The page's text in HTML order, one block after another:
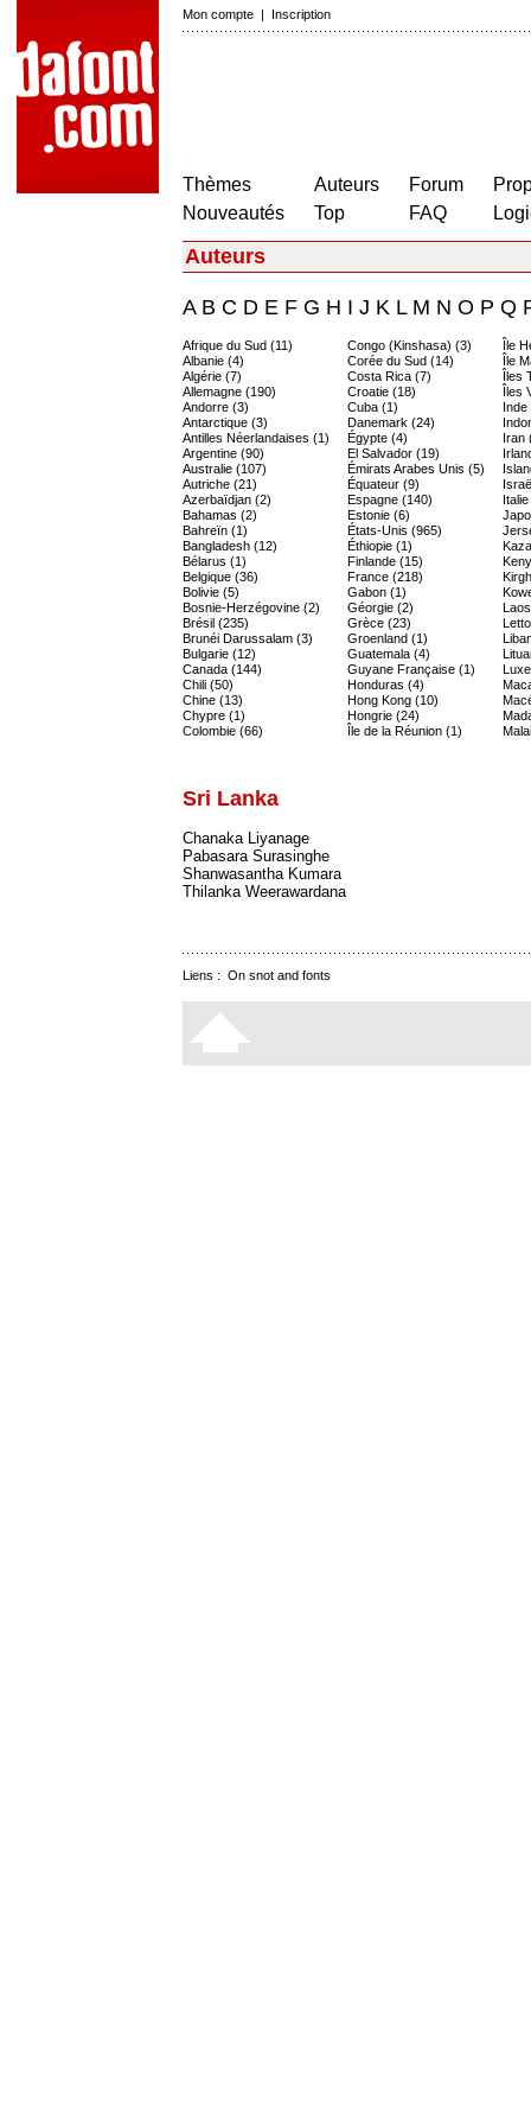
Mon compte | Inscription
Thèmes
Nouveautés
Auteurs
Top
Forum
FAQ
Auteurs
AB C D E F G H I J K LM N O P Q
Afrique du Sud (11)
Albanie (4)
Algérie (7)
Allemagne (190)
Andorre (3)
Antarctique (3)
Antilles Néerlandaises (1)
Argentine (90)
Australie (107)
Autriche (21)
Azerbaïdjan (2)
Bahamas (2)
Bahreïn (1)
Bangladesh (12)
Bélarus (1)
Belgique (36)
Bolivie (5)
Bosnie-Herzégovine (2)
Brésil (235)
Brunéi Darussalam (3)
Bulgarie (12)
Canada (144)
Chili (50)
Chine (13)
Chypre (1)
Colombie (66)
Congo (Kinshasa) (3)
Corée du Sud (14)
Costa Rica (7)
Croatie (18)
Cuba (1)
Danemark (24)
Égypte (4)
El Salvador (19)
Émirats Arabes Unis (5)
Équateur (9)
Espagne (140)
Estonie (6)
États-Unis (965)
Éthiopie (1)
Finlande (15)
France (218)
Gabon (1)
Géorgie (2)
Grèce (23)
Groenland (1)
Guatemala (4)
Guyane Française (1)
Honduras (4)
Hong Kong (10)
Hongrie (24)
Île de la Réunion (1)
Île
Île
Îles
Îles
Inde
Iran
Sri Lanka
Chanaka Liyanage
Pabasara Surasinghe
Shanwasantha Kumara
Thilanka Weerawardana
Liens : On snot and fonts